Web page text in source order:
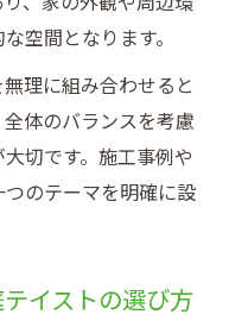
空間となります。
理に組み合わせると
体のバランスを考慮
切です。施工事例や
のテーマを明確に設
イストの選び方